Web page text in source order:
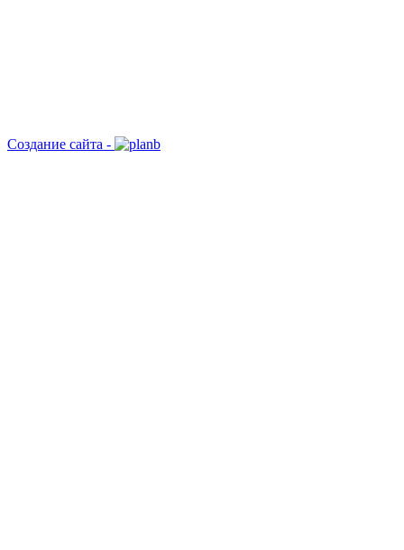
Создание сайта -